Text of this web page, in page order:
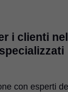
i clienti
con esperti